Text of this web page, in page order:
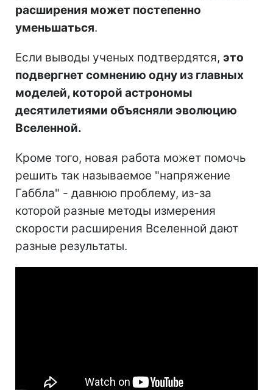
расширения может постепенно
уменьшаться.
Если выводы ученых подтвердятся, это
подвергнет сомнению одну из главных
моделей, которой астрономы
десятилетиями объясняли эволюцию
Вселенной.
Кроме того, новая работа может помочь
решить так называемое "напряжение
Габбла" - давнюю проблему, из-за
которой разные методы измерения
скорости расширения Вселенной дают
разные результаты.